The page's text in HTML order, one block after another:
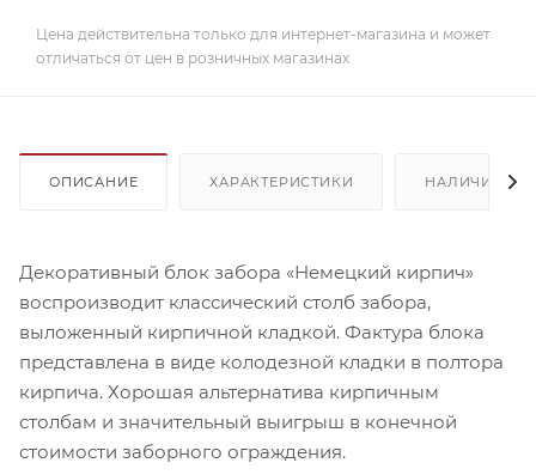
Цена действительна только для интернет-магазина и может
отличаться от цен в розничных магазинах
ОПИСАНИЕ ХАРАКТЕРИСТИКИ НАЛИЧИЕ
Декоративный блок забора «Немецкий кирпич»
воспроизводит классический столб забора,
выложенный кирпичной кладкой. Фактура блока
представлена в виде колодезной кладки в полтора
кирпича. Хорошая альтернатива кирпичным
столбам и значительный выигрыш в конечной
стоимости заборного ограждения.